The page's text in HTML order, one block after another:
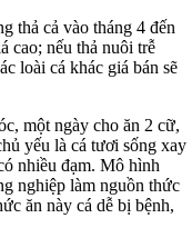
thả cả vào tháng 4 đến
cao; nếu thả nuôi trễ
loài cá khác giá bán sẽ
một ngày cho ăn 2 cữ,
yếu là cá tươi sống xay
nhiều đạm. Mô hình
nghiệp làm nguồn thức
ăn này cá dễ bị bệnh,